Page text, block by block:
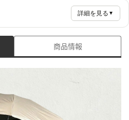
詳細を見る ▼
商品情報